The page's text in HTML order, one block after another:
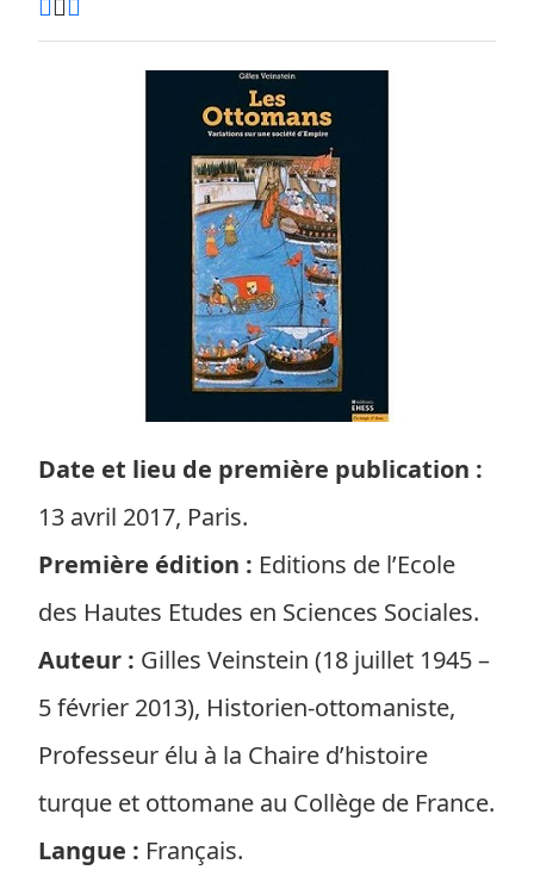
Date et lieu de première publication :
13 avril 2017, Paris.
Première édition : Editions de l’Ecole
des Hautes Etudes en Sciences Sociales.
Auteur : Gilles Veinstein (18 juillet 1945 –
5 février 2013), Historien-ottomaniste,
Professeur élu à la Chaire d’histoire
turque et ottomane au Collège de France.
Langue : Français.